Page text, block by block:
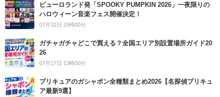
ピューロランド発「SPOOKY PUMPKIN 2026」一夜限りの
ハロウィーン音楽フェス開催決定！
07月31日 15時00分
ガチャガチャどこで買える？全国エリア別設置場所ガイド20
26
07月17日 13時00分
プリキュアのガシャポン全種類まとめ2026【名探偵プリキュ
ア最新9選】